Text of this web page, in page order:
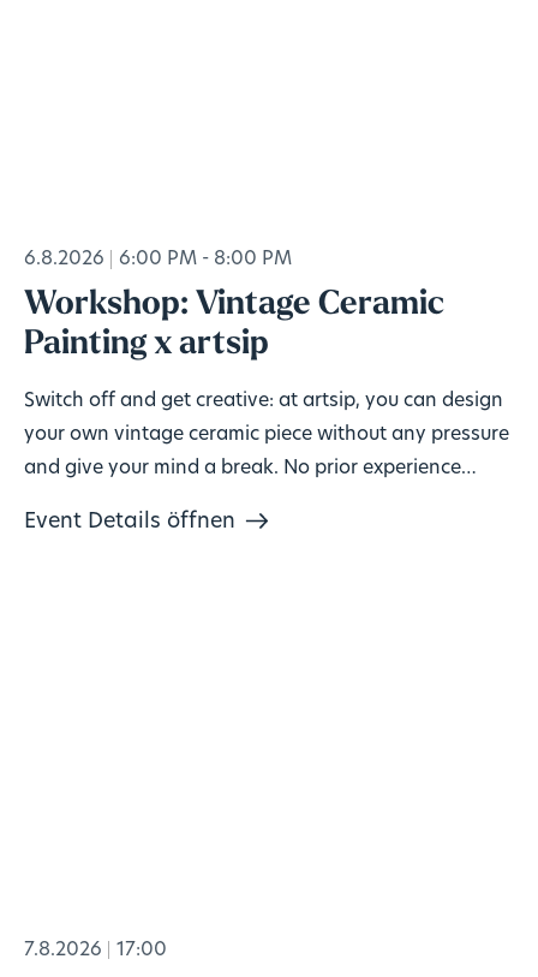
6.8.2026 6:00 PM - 8:00 PM
Workshop: Vintage Ceramic
Painting x artsip
Switch off and get creative: at artsip, you can design
your own vintage ceramic piece without any pressure
and give your mind a break. No prior experience
Event Details öffnen
7.8.2026 17:00